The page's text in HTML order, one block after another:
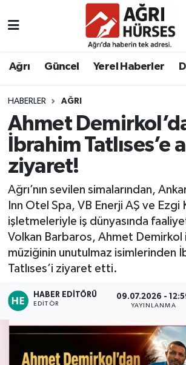
Ağrı Güncel Yerel Haberler
HABERLER AĞRI
Ahmet
İbrahim Tatlıses’e
ziyaret!
Ağrı’nın sevilen simalarından,
Inn Otel Spa, VB Enerji AŞ ve Ezgi
işletmeleriyle iş dünyasında
Volkan Barbaros, Ahmet Demirkol
müziğinin unutulmaz isimlerinden
Tatlıses’i ziyaret etti.
HABER EDITÖRÜ
EDITÖR
09.07.2026 -
YAYINLANMA
Hava Durumu
Tüm Manşetler
Son Dakika Haberleri
Haber Arşivi